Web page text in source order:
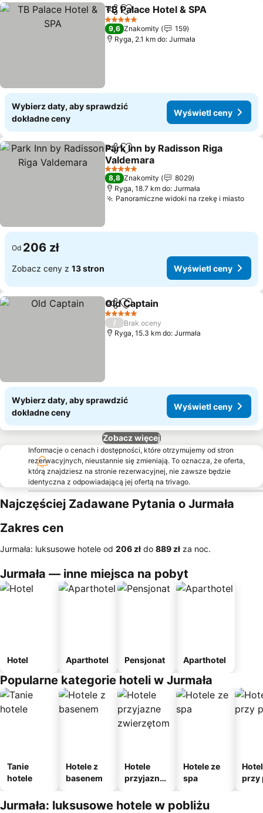
Udostępnij
Dodaj do ulubionych
TB Palace Hotel & SPA
5 Kategoria
9,6 Znakomity
159
Ryga, 2.1 km do: Jurmała
Wybierz daty, aby sprawdzić
dokładne ceny
Wyświetl ceny
Udostępnij
Dodaj do ulubionych
Park Inn by Radisson Riga
Valdemara
Wyświetl ceny
5 Kategoria
8,8 Znakomity
8029
Ryga, 18.7 km do: Jurmała
Panoramiczne widoki na rzekę i miasto
Od 206 zł
Zobacz ceny z 13 stron Wyświetl ceny
Udostępnij
Dodaj do ulubionych
Old Captain
5 Kategoria
/
Brak oceny
Ryga, 15.3 km do: Jurmała
Wybierz daty, aby sprawdzić
dokładne ceny
Wyświetl ceny
Zobacz więcej
Informacje o cenach i dostępności, które otrzymujemy od stron
rezerwacyjnych, nieustannie się zmieniają. To oznacza, że oferta,
którą znajdziesz na stronie rezerwacyjnej, nie zawsze będzie
identyczna z odpowiadającą jej ofertą na trivago.
Najczęściej Zadawane Pytania o Jurmała
Zakres cen
Jurmała: luksusowe hotele od ‎206 zł do ‎889 zł za noc.
Jurmała — inne miejsca na pobyt
Hotel Aparthotel Pensjonat Aparthotel
Popularne kategorie hoteli w Jurmała
Tanie
hotele
Hotele z
basenem
Hotele
przyjazne
m
Hotele ze
spa
przy
Jurmała: luksusowe hotele w pobliżu